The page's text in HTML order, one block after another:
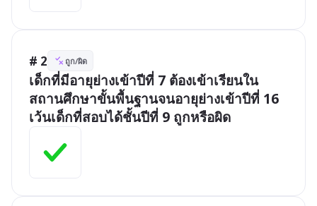
# 2 ถูก/ผิด
เด็กที่มีอายุย่างเข้าปีที่ 7 ต้องเข้าเรียนใน
สถานศึกษาขั้นพื้นฐานจนอายุย่างเข้าปีที่ 16
เว้นเด็กที่สอบได้ชั้นปีที่ 9 ถูกหรือผิด